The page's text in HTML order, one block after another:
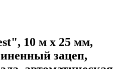
10 м x 25 мм,
зацеп,